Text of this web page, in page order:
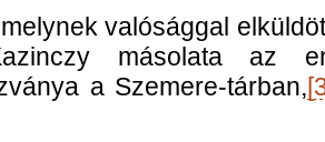
valósággal
másolata az
a Szemere-tárban,